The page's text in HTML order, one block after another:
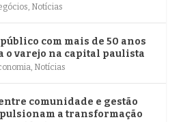
Notícias
com mais de 50 anos
o varejo na capital paulista
Notícias
comunidade e gestão
a transformação